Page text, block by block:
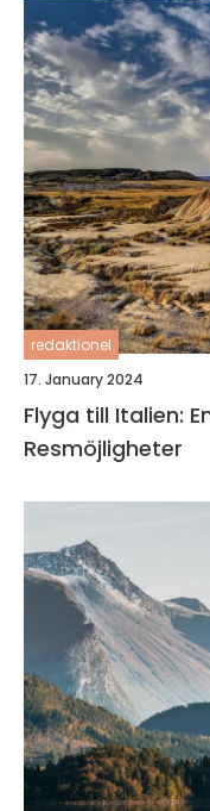
redaktionel
17. January 2024
Flyga till Italien:
Resmöjligheter